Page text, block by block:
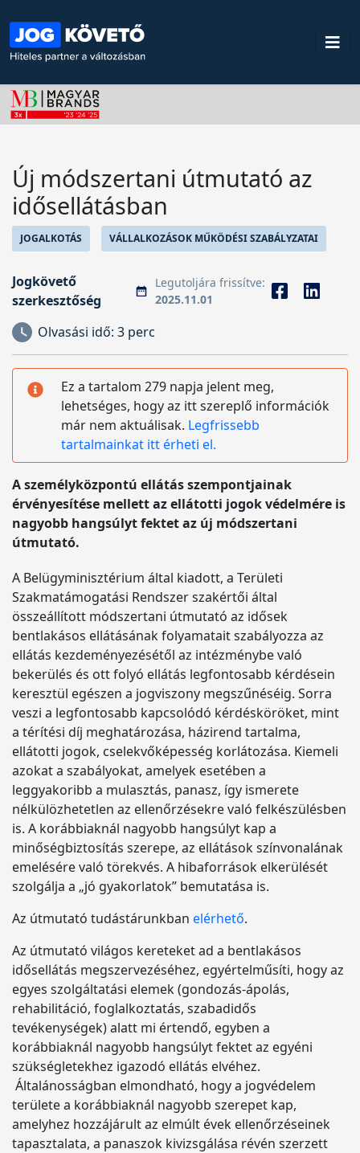
Új módszertani útmutató az
idősellátásban
JOGALKOTÁS VÁLLALKOZÁSOK MŰKÖDÉSI SZABÁLYZATAI
Jogkövető
szerkesztőség
Legutoljára frissítve:
2025.11.01
Olvasási idő: 3 perc
Ez a tartalom 279 napja jelent meg,
lehetséges, hogy az itt szereplő információk
már nem aktuálisak. Legfrissebb
tartalmainkat itt érheti el.
A személyközpontú ellátás szempontjainak
érvényesítése mellett az ellátotti jogok védelmére is
nagyobb hangsúlyt fektet az új módszertani
útmutató.
A Belügyminisztérium által kiadott, a Területi
Szakmatámogatási Rendszer szakértői által
összeállított módszertani útmutató az idősek
bentlakásos ellátásának folyamatait szabályozza az
ellátás kezdeményezésétől az intézménybe való
bekerülés és ott folyó ellátás legfontosabb kérdésein
keresztül egészen a jogviszony megszűnéséig. Sorra
veszi a legfontosabb kapcsolódó kérdésköröket, mint
a térítési díj meghatározása, házirend tartalma,
ellátotti jogok, cselekvőképesség korlátozása. Kiemeli
azokat a szabályokat, amelyek esetében a
leggyakoribb a mulasztás, panasz, így ismerete
nélkülözhetetlen az ellenőrzésekre való felkészülésben
is. A korábbiaknál nagyobb hangsúlyt kap a
minőségbiztosítás szerepe, az ellátások színvonalának
emelésére való törekvés. A hibaforrások elkerülését
szolgálja a „jó gyakorlatok” bemutatása is.
Az útmutató tudástárunkban elérhető.
Az útmutató világos kereteket ad a bentlakásos
idősellátás megszervezéséhez, egyértelműsíti, hogy az
egyes szolgáltatási elemek (gondozás-ápolás,
rehabilitáció, foglalkoztatás, szabadidős
tevékenységek) alatt mi értendő, egyben a
korábbiaknál nagyobb hangsúlyt fektet az egyéni
szükségletekhez igazodó ellátás elvéhez.
Általánosságban elmondható, hogy a jogvédelem
területe a korábbiaknál nagyobb szerepet kap,
amelyhez hozzájárult az elmúlt évek ellenőrzéseinek
tapasztalata, a panaszok kivizsgálása révén szerzett